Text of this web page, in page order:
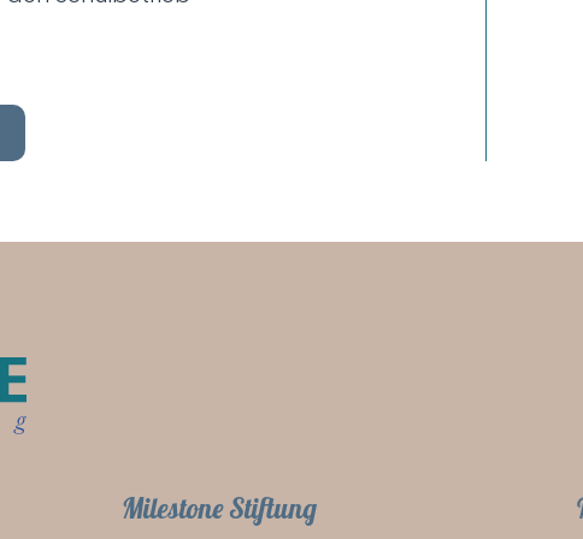
Milestone Stiftung